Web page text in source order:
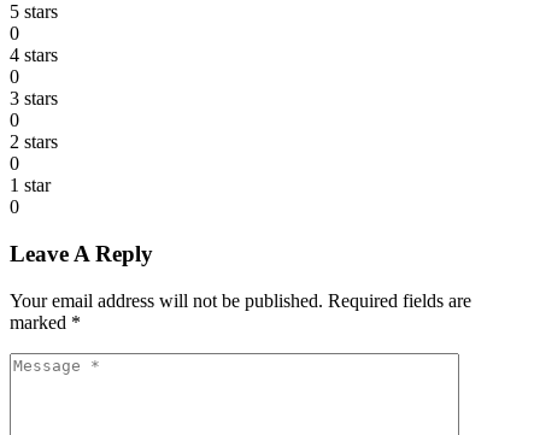
5 stars
0
4 stars
0
3 stars
0
2 stars
0
1 star
0
Leave A Reply
Your email address will not be published. Required fields are
marked *